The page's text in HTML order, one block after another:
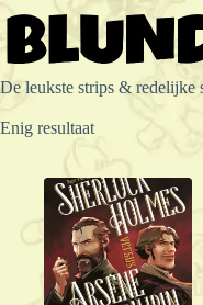
Ga
naar
inhoud
De leukste strips & redelijke
Enig resultaat